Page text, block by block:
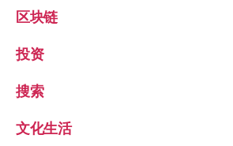
区块链
投资
搜索
文化生活